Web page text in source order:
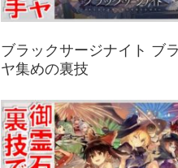
ブラックサージナイト ブ
ヤ集めの裏技